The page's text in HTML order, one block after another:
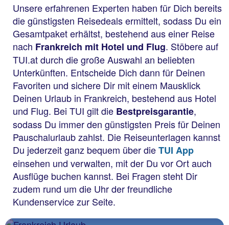
Unsere erfahrenen Experten haben für Dich bereits
die günstigsten Reisedeals ermittelt, sodass Du ein
Gesamtpaket erhältst, bestehend aus einer Reise
nach Frankreich mit Hotel und Flug. Stöbere auf
TUI.at durch die große Auswahl an beliebten
Unterkünften. Entscheide Dich dann für Deinen
Favoriten und sichere Dir mit einem Mausklick
Deinen Urlaub in Frankreich, bestehend aus Hotel
und Flug. Bei TUI gilt die Bestpreisgarantie,
sodass Du immer den günstigsten Preis für Deinen
Pauschalurlaub zahlst. Die Reiseunterlagen kannst
Du jederzeit ganz bequem über dieTUI App
einsehen und verwalten, mit der Du vor Ort auch
Ausflüge buchen kannst. Bei Fragen steht Dir
zudem rund um die Uhr der freundliche
Kundenservice zur Seite.